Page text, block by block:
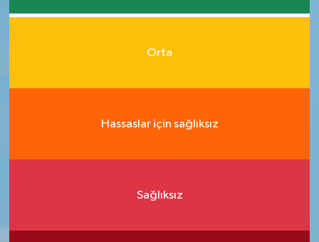
Orta
Hassaslar için sağlıksız
Sağlıksız